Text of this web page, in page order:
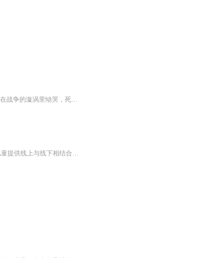
内容简介 当毁灭的火种飘飘然起，当末日的钟声渐渐回荡，生灵在魔鬼的咆哮下颤抖，世界在战争的漩涡里恸哭，死亡与心声的乐章在此奏响，浩劫与希望的诗篇在此吟诵，一个造就无数英雄的摇篮星界学院！且听林生如何拯救初始的罗生界！ 作者介绍 百里桃源，...
童行学院由雨果奖得主郝景芳发起，涵盖科学、人文、艺术、思维4大学习领域，为3-12岁儿童提供线上与线下相结合的通识启蒙课程，通过探索型跨学科融合学习，让儿童思维宽广，思考深入。本主播在这里精选一些文章为听众朗读，希望对听友朋友有所启迪和帮助。...